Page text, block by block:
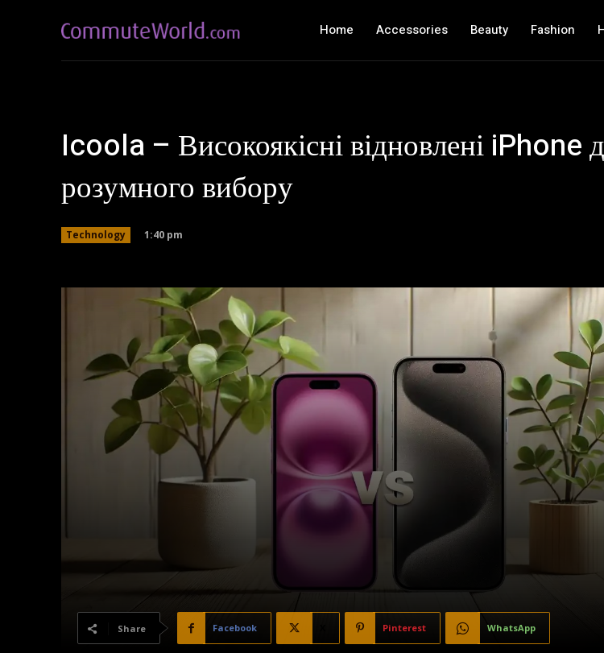
Home Accessories Beauty Fashion
Icoola – Високоякісні відновлені iPhone
розумного вибору
Technology 1:40 pm
Share Facebook Pinterest WhatsApp